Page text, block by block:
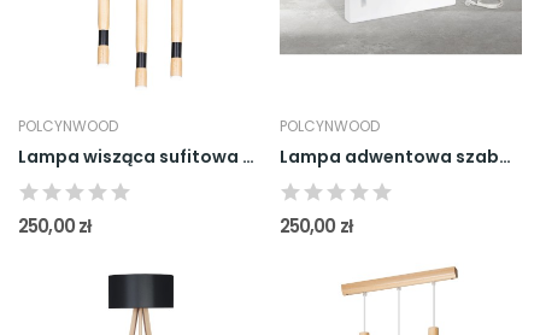
POLCYNWOOD
Lampa wisząca sufitowa drewno Buk Ruki Natura x 3
250,00 zł
POLCYNWOOD
Lampa adwentowa szabasowa świecznik świąteczny...
250,00 zł